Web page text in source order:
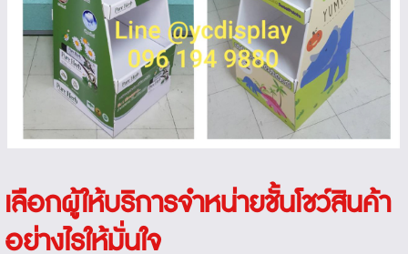
เลือกผู้ให้บริการจำหน่ายชั้นโชว์สินค้า
อย่างไรให้มั่นใจ